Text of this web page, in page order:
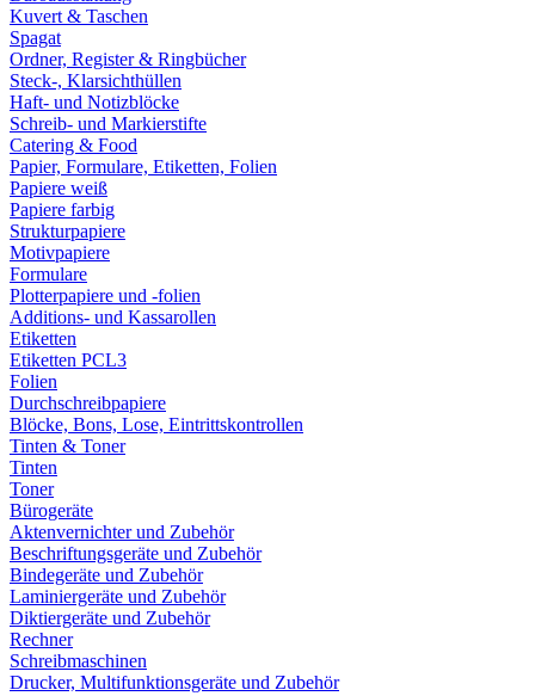
Kuvert & Taschen
Spagat
Ordner, Register & Ringbücher
Steck-, Klarsichthüllen
Haft- und Notizblöcke
Schreib- und Markierstifte
Catering & Food
Papier, Formulare, Etiketten, Folien
Papiere weiß
Papiere farbig
Strukturpapiere
Motivpapiere
Formulare
Plotterpapiere und -folien
Additions- und Kassarollen
Etiketten
Etiketten PCL3
Folien
Durchschreibpapiere
Blöcke, Bons, Lose, Eintrittskontrollen
Tinten & Toner
Tinten
Toner
Bürogeräte
Aktenvernichter und Zubehör
Beschriftungsgeräte und Zubehör
Bindegeräte und Zubehör
Laminiergeräte und Zubehör
Diktiergeräte und Zubehör
Rechner
Schreibmaschinen
Drucker, Multifunktionsgeräte und Zubehör